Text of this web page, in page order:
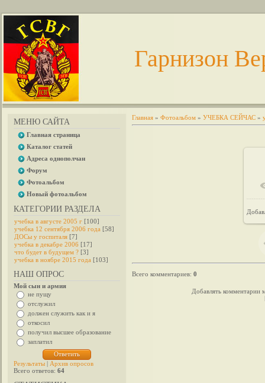
Гарнизон
МЕНЮ САЙТА
Главная страница
Каталог статей
Адреса однополчан
Форум
Фотоальбом
Новый фотоальбом
КАТЕГОРИИ РАЗДЕЛА
учебка в августе 2005 г [100]
учебка 12 сентября 2006 года [58]
ДОСы у госпиталя [7]
учебка в декабре 2006 [17]
что будет в будущем ? [3]
учебка в ноябре 2015 года [103]
НАШ ОПРОС
Мой сын и армия
не пущу
отслужил
должен служить как и я
откосил
получил высшее образование
заплатил
Результаты | Архив опросов
Всего ответов: 64
Главная » Фотоальбом » УЧЕБКА СЕЙЧАС »
Всего комментариев: 0
Добавлять комментарии